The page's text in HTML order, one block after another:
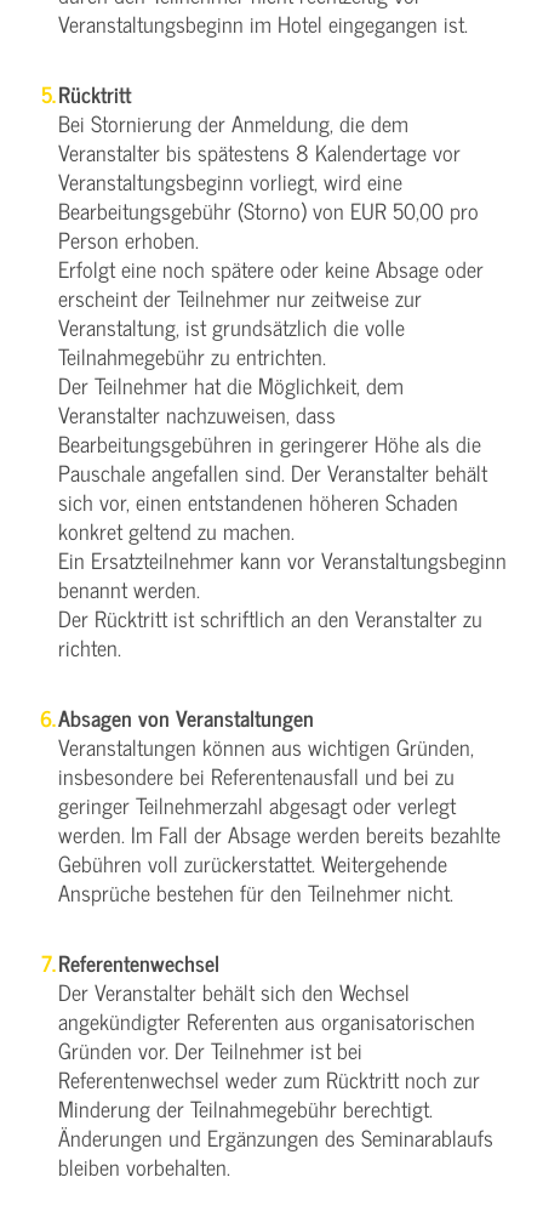
Veranstaltungsbeginn im Hotel eingegangen ist.
Rücktritt
Bei Stornierung der Anmeldung, die dem
Veranstalter bis spätestens 8 Kalendertage vor
Veranstaltungsbeginn vorliegt, wird eine
Bearbeitungsgebühr (Storno) von EUR 50,00 pro
Person erhoben.
Erfolgt eine noch spätere oder keine Absage oder
erscheint der Teilnehmer nur zeitweise zur
Veranstaltung, ist grundsätzlich die volle
Teilnahmegebühr zu entrichten.
Der Teilnehmer hat die Möglichkeit, dem
Veranstalter nachzuweisen, dass
Bearbeitungsgebühren in geringerer Höhe als die
Pauschale angefallen sind. Der Veranstalter behält
sich vor, einen entstandenen höheren Schaden
konkret geltend zu machen.
Ein Ersatzteilnehmer kann vor Veranstaltungsbeginn
benannt werden.
Der Rücktritt ist schriftlich an den Veranstalter zu
richten.
Absagen von Veranstaltungen
Veranstaltungen können aus wichtigen Gründen,
insbesondere bei Referentenausfall und bei zu
geringer Teilnehmerzahl abgesagt oder verlegt
werden. Im Fall der Absage werden bereits bezahlte
Gebühren voll zurückerstattet. Weitergehende
Ansprüche bestehen für den Teilnehmer nicht.
Referentenwechsel
Der Veranstalter behält sich den Wechsel
angekündigter Referenten aus organisatorischen
Gründen vor. Der Teilnehmer ist bei
Referentenwechsel weder zum Rücktritt noch zur
Minderung der Teilnahmegebühr berechtigt.
Änderungen und Ergänzungen des Seminarablaufs
bleiben vorbehalten.